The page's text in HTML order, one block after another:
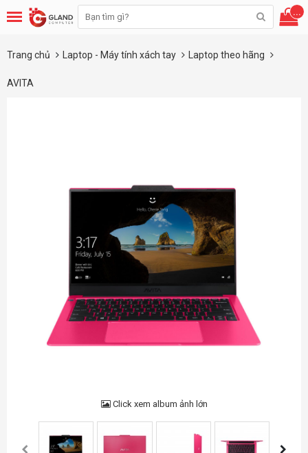
...
Trang chủ Laptop - Máy tính xách tay Laptop theo hãng
AVITA
Click xem album ảnh lớn